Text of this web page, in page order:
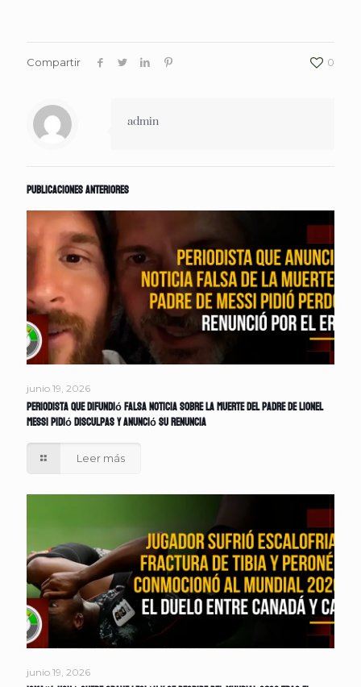
Compartir 0
admin
Publicaciones anteriores
junio 19, 2026
Periodista que difundió falsa noticia sobre la muerte del padre de Lionel
Messi pidió disculpas y anunció su renuncia
Leer más
junio 19, 2026